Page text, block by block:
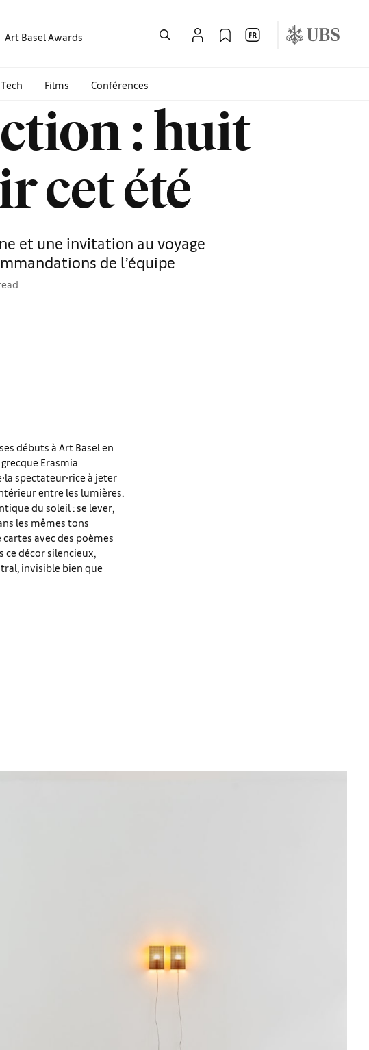
Art Basel Awards
Films Conférences
: huit
cet été
et une invitation au voyage
de l’équipe
débuts à Art Basel en
Erasmia
spectateur∙rice à jeter
entre les lumières.
du soleil : se lever,
les mêmes tons
avec des poèmes
ce décor silencieux,
invisible bien que